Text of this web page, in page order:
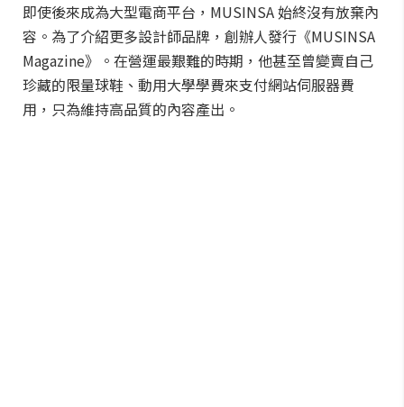
即使後來成為大型電商平台，MUSINSA 始終沒有放棄內
容。為了介紹更多設計師品牌，創辦人發行《MUSINSA
Magazine》。在營運最艱難的時期，他甚至曾變賣自己
珍藏的限量球鞋、動用大學學費來支付網站伺服器費
用，只為維持高品質的內容產出。